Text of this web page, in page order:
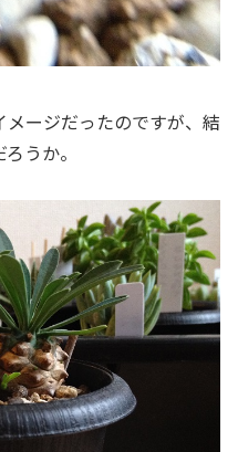
ージだったのですが、結
うか。